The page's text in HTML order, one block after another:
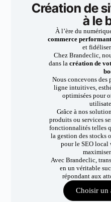
Création de
à le
À l’ère du
commerce
et
Chez Brandeclic,
dans la création de
Nous concevons des
ligne intuitives,
optimisées pour
Grâce à nos
produits ou services
fonctionnalités telles
la gestion des stocks
pour le SEO local
Avec Brandeclic,
en un véritable
répondant aux
Choisir un